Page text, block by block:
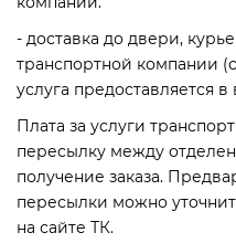
Zont Контроллеры и
Головки
Датчики температуры
ПолиТех реле давления
Насосные группы
Сепараторы Flamco
Шкафы коллекторные
Трубы
Фитинги латунные
Xb
Фитинги латунные
Xb
Терморегуляторы Kiptover
Spyheat
Смесители
Унитазы
Хомут для крепления труб
- доставка до двери,
транспортной компании
услуга предоставляется
Плата за услуги
пересылку между
получение заказа.
пересылки можно
на сайте ТК.